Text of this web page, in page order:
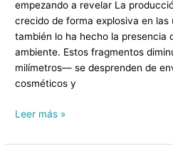
empezando a revelar La
crecido de forma explosiva en
también lo ha hecho la presencia
ambiente. Estos fragmentos
milímetros— se desprenden de
cosméticos y
Leer más »